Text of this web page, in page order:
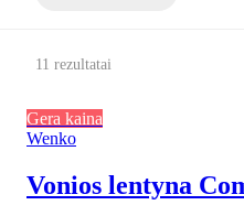
11 rezultatai
Gera kaina
Wenko
Vonios lentyna